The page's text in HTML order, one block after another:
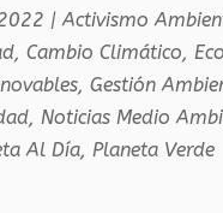
|Activismo
, Cambio Climático,
,Gestión
, Noticias Medio
Al Día,Planeta Verde